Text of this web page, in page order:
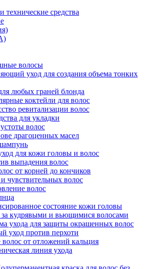
средства
волосы
уход для создания объема тонких
любых граней блонда
коктейли для волос
ревитализации волос
для укладки
волос
драгоценных масел
для кожи головы и волос
выпадения волос
от корней до кончиков
чувствительных волос
волос
состояние кожи головы
кудрявыми и вьющимися волосами
ухода для защиты окрашенных волос
уход против перхоти
от отложений кальция
линия ухода